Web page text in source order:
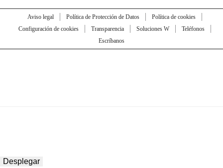
Aviso legal Política de Protección de Datos
Política de cookies
Configuración de cookies
Transparencia Soluciones W
Teléfonos
Escríbanos
Desplegar